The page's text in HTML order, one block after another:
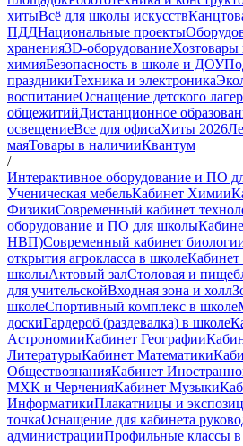
хитыВсё для школы искусств
ПДДНациональные проекты
хранения3D-оборудованиеХозтовары
химияБезопасность в школе и ДОУ
праздникиТехника и электроника
воспитаниеОснащение детского
общежитийДистанционное
освещениеВсе для офисаХиты 2026
маяТовары в наличииКвантум
/
Интерактивное оборудование и ПО
Ученическая мебельКабинет Химии
ФизикиСовременный кабинет
оборудование и ПО для школы
НВП)Современный кабинет
открытия агрокласса в школеКабинет
школыАктовый залСтоловая и
для учительскойВходная зона и холл
школеСпортивный комплекс в школе
доскиГардероб (раздевалка) в школе
АстрономииКабинет Географии
ЛитературыКабинет Математики
ОбществознанияКабинет
МХК и ЧерченияКабинет Музыки
ИнформатикиПлакатницы и
точкаОснащение для кабинета
администрацииПрофильные классы